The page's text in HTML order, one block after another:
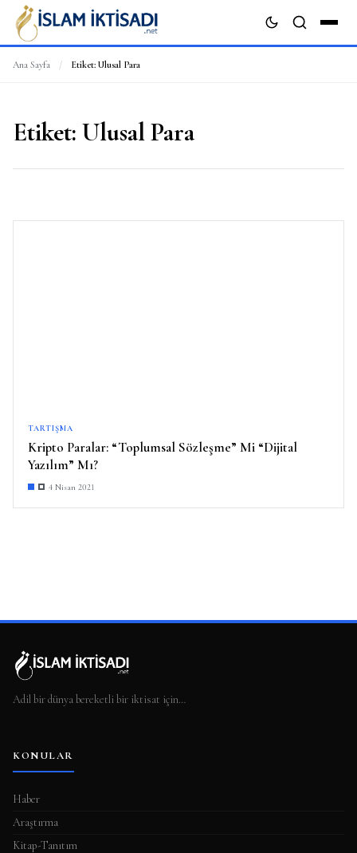
Ana Sayfa / Etiket: Ulusal Para
Etiket: Ulusal Para
TARTIŞMA
Kripto Paralar: “Toplumsal Sözleşme” Mi “Dijital
Yazılım” Mı?
4 Nisan 2021
Adil bir dünya bereketli bir iktisat için…
KONULAR
Haber
Araştırma
Kitap-Tanıtım